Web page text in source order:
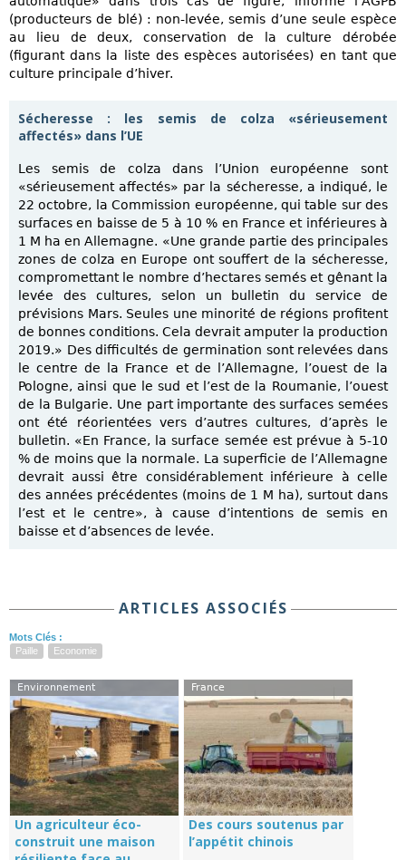
(producteurs de blé) : non-levée, semis d’une seule espèce
au lieu de deux, conservation de la culture dérobée
(figurant dans la liste des espèces autorisées) en tant que
culture principale d’hiver.
Sécheresse : les semis de colza «sérieusement
affectés» dans l’UE
Les semis de colza dans l’Union européenne sont
«sérieusement affectés» par la sécheresse, a indiqué, le
22 octobre, la Commission européenne, qui table sur des
surfaces en baisse de 5 à 10 % en France et inférieures à
1 M ha en Allemagne. «Une grande partie des principales
zones de colza en Europe ont souffert de la sécheresse,
compromettant le nombre d’hectares semés et gênant la
levée des cultures, selon un bulletin du service de
prévisions Mars. Seules une minorité de régions profitent
de bonnes conditions. Cela devrait amputer la production
2019.» Des difficultés de germination sont relevées dans
le centre de la France et de l’Allemagne, l’ouest de la
Pologne, ainsi que le sud et l’est de la Roumanie, l’ouest
de la Bulgarie. Une part importante des surfaces semées
ont été réorientées vers d’autres cultures, d’après le
bulletin. «En France, la surface semée est prévue à 5-10
% de moins que la normale. La superficie de l’Allemagne
devrait aussi être considérablement inférieure à celle
des années précédentes (moins de 1 M ha), surtout dans
l’est et le centre», à cause d’intentions de semis en
baisse et d’absences de levée.
ARTICLES ASSOCIÉS
Mots Clés :
Paille
Economie
Environnement
Un agriculteur éco-
construit une maison
France
Des cours soutenus par
l’appétit chinois